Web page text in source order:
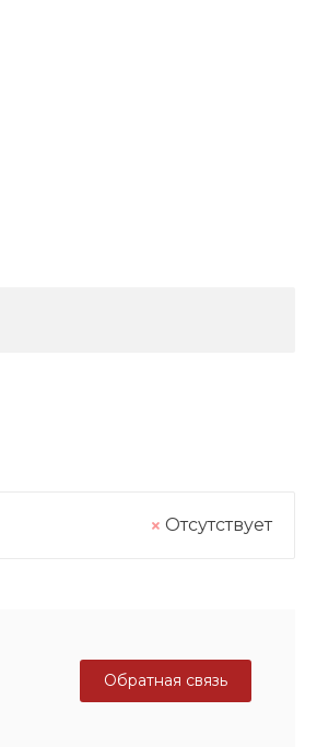
Отсутствует
Обратная связь